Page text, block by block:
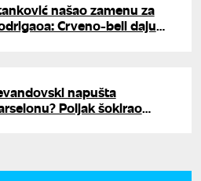
našao zamenu za
Crveno-beli daju
napušta
Poljak šokirao